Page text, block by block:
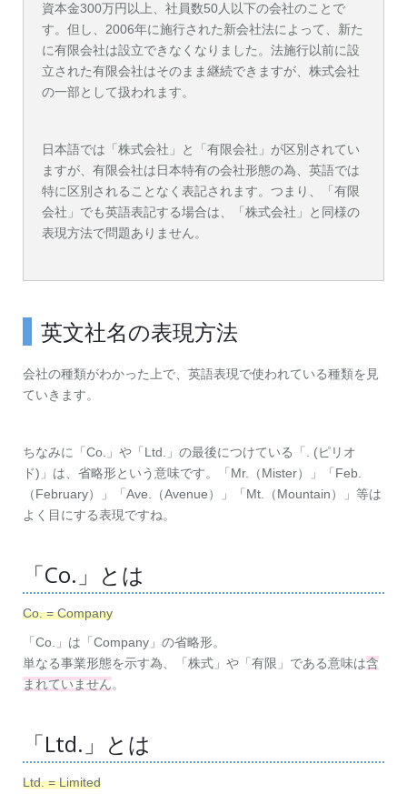
資本金300万円以上、社員数50人以下の会社のことで
す。但し、2006年に施行された新会社法によって、新た
に有限会社は設立できなくなりました。法施行以前に設
立された有限会社はそのまま継続できますが、株式会社
の一部として扱われます。
日本語では「株式会社」と「有限会社」が区別されてい
ますが、有限会社は日本特有の会社形態の為、英語では
特に区別されることなく表記されます。つまり、「有限
会社」でも英語表記する場合は、「株式会社」と同様の
表現方法で問題ありません。
英文社名の表現方法
会社の種類がわかった上で、英語表現で使われている種類を見
ていきます。
ちなみに「Co.」や「Ltd.」の最後につけている「. (ピリオ
ド)」は、省略形という意味です。「Mr.（Mister）」「Feb.
（February）」「Ave.（Avenue）」「Mt.（Mountain）」等は
よく目にする表現ですね。
「Co.」とは
Co. = Company
「Co.」は「Company」の省略形。
単なる事業形態を示す為、「株式」や「有限」である意味は含
まれていません。
「Ltd.」とは
Ltd. = Limited